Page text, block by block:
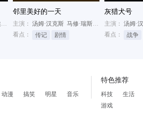
卢克·伊万斯
邻里美好的一天
主演： 汤姆·汉克斯 马修·瑞斯 苏珊·卡莉奇·沃森
看点：
传记 剧情
灰猎犬号
主演： 汤姆·
看点：
战争
动漫 搞笑 明星 音乐
特色推荐
科技
生活
游戏